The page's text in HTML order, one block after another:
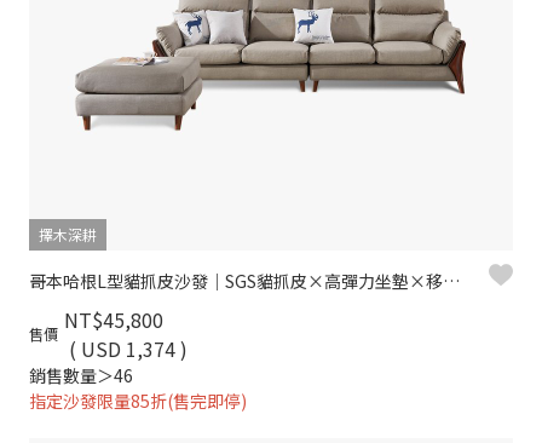
擇木深耕
哥本哈根L型貓抓皮沙發｜SGS貓抓皮×高彈力坐墊×移動式腳椅 – 擇木深耕
售價 NT$45,800
( USD 1,374 )
銷售數量＞46
指定沙發限量85折(售完即停)